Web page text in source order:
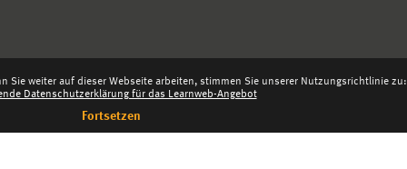
Sie weiter auf dieser Webseite arbeiten, stimmen Sie unserer Nutzungsrichtlinie zu:
Datenschutzerklärung für das Learnweb-Angebot
Fortsetzen